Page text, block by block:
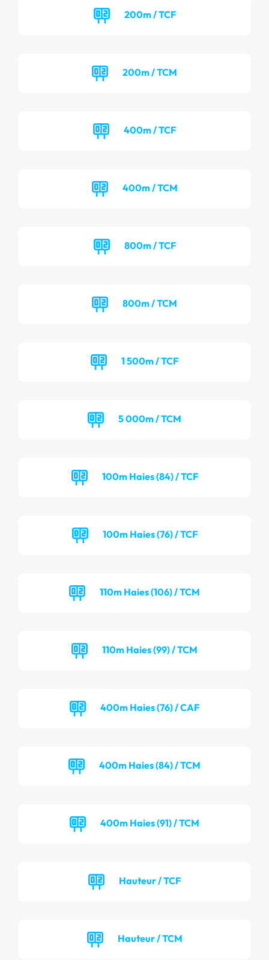
200m / TCF
200m / TCM
400m / TCF
400m / TCM
800m / TCF
800m / TCM
1 500m / TCF
5 000m / TCM
100m Haies (84) / TCF
100m Haies (76) / TCF
110m Haies (106) / TCM
110m Haies (99) / TCM
400m Haies (76) / CAF
400m Haies (84) / TCM
400m Haies (91) / TCM
Hauteur / TCF
Hauteur / TCM